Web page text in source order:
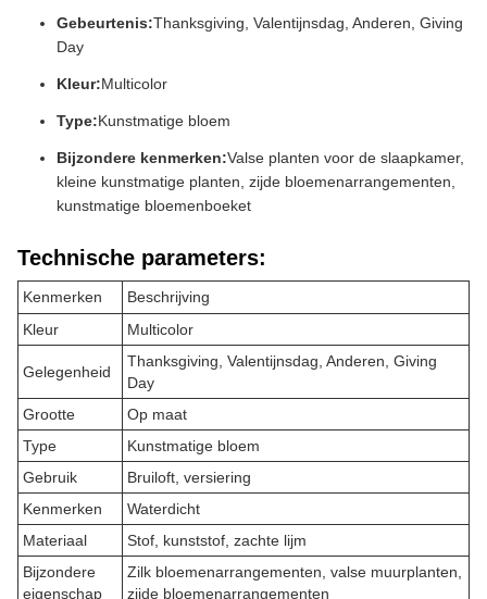
Gebeurtenis:Thanksgiving, Valentijnsdag, Anderen, Giving
Day
Kleur:Multicolor
Type:Kunstmatige bloem
Bijzondere kenmerken:Valse planten voor de slaapkamer,
kleine kunstmatige planten, zijde bloemenarrangementen,
kunstmatige bloemenboeket
Technische parameters:
Kenmerken
Beschrijving
Kleur
Multicolor
Gelegenheid
Thanksgiving, Valentijnsdag, Anderen, Giving
Day
Grootte
Op maat
Type
Kunstmatige bloem
Gebruik
Bruiloft, versiering
Kenmerken
Waterdicht
Materiaal
Stof, kunststof, zachte lijm
Bijzondere
eigenschap
Zilk bloemenarrangementen, valse muurplanten,
zijde bloemenarrangementen